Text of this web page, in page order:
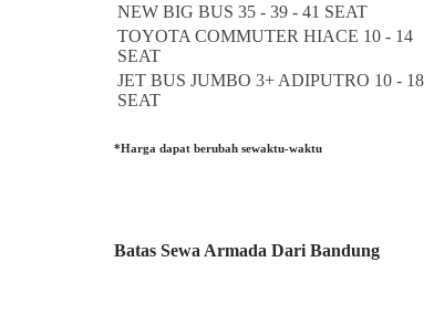
NEW BIG BUS 35 - 39 - 41 SEAT
TOYOTA COMMUTER HIACE 10 - 14
SEAT
JET BUS JUMBO 3+ ADIPUTRO 10 - 18
SEAT
*Harga dapat berubah sewaktu-waktu
Batas Sewa Armada Dari Bandung